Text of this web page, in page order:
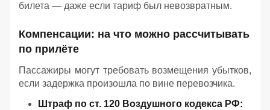
билета — даже если тариф был невозвратным.
Компенсации: на что можно рассчитывать
по прилёте
Пассажиры могут требовать возмещения убытков,
если задержка произошла по вине перевозчика.
Штраф по ст. 120 Воздушного кодекса РФ: